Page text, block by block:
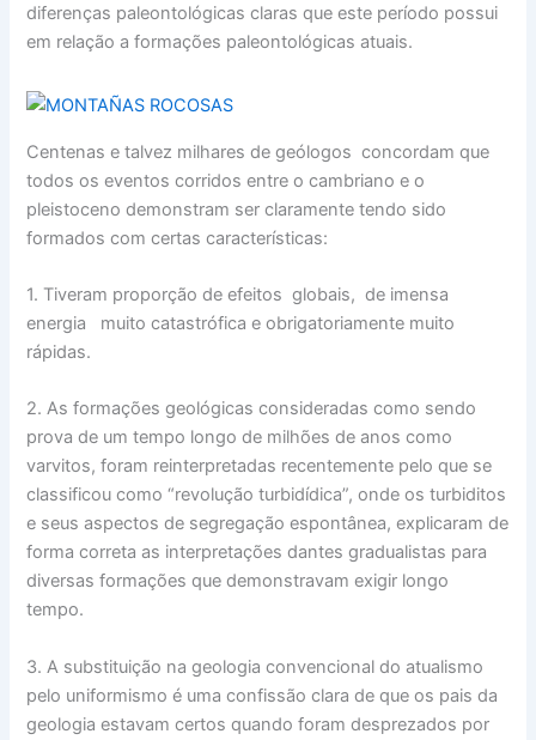
diferenças paleontológicas claras que este período possui
em relação a formações paleontológicas atuais.
Centenas e talvez milhares de geólogos concordam que
todos os eventos corridos entre o cambriano e o
pleistoceno demonstram ser claramente tendo sido
formados com certas características:
1. Tiveram proporção de efeitos globais, de imensa
energia muito catastrófica e obrigatoriamente muito
rápidas.
2. As formações geológicas consideradas como sendo
prova de um tempo longo de milhões de anos como
varvitos, foram reinterpretadas recentemente pelo que se
classificou como “revolução turbidídica”, onde os turbiditos
e seus aspectos de segregação espontânea, explicaram de
forma correta as interpretações dantes gradualistas para
diversas formações que demonstravam exigir longo
tempo.
3. A substituição na geologia convencional do atualismo
pelo uniformismo é uma confissão clara de que os pais da
geologia estavam certos quando foram desprezados por